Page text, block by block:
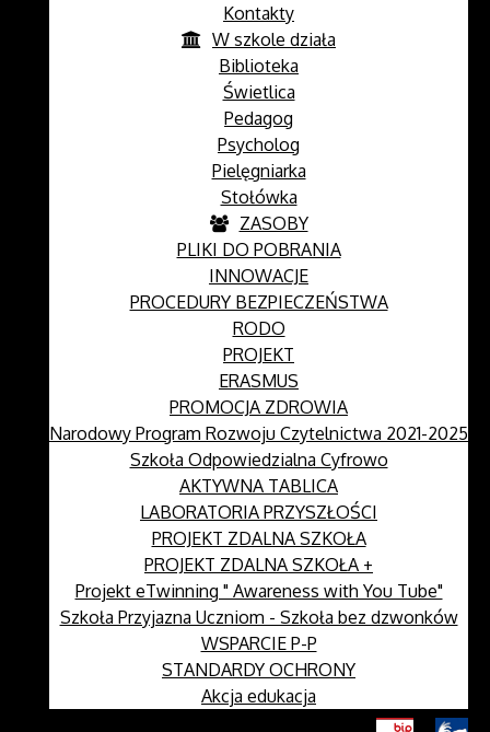
Kontakty
W szkole działa
Biblioteka
Świetlica
Pedagog
Psycholog
Pielęgniarka
Stołówka
ZASOBY
PLIKI DO POBRANIA
INNOWACJE
PROCEDURY BEZPIECZEŃSTWA
RODO
PROJEKT
ERASMUS
PROMOCJA ZDROWIA
Narodowy Program Rozwoju Czytelnictwa 2021-2025
Szkoła Odpowiedzialna Cyfrowo
AKTYWNA TABLICA
LABORATORIA PRZYSZŁOŚCI
PROJEKT ZDALNA SZKOŁA
PROJEKT ZDALNA SZKOŁA +
Projekt eTwinning " Awareness with You Tube"
Szkoła Przyjazna Uczniom - Szkoła bez dzwonków
WSPARCIE P-P
STANDARDY OCHRONY
Akcja edukacja